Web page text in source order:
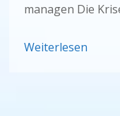
managen Die
Weiterlesen